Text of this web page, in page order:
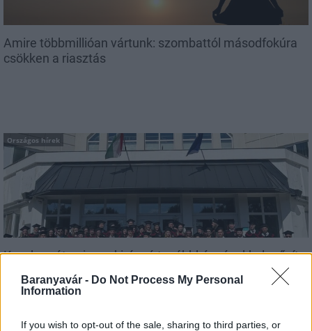
Baranyavár - Do Not Process My Personal
Information
If you wish to opt-out of the sale, sharing to third parties, or
Amire többmillióan vártunk: szombattól másodfokúra
csökken a riasztás
Országos hírek
Kecskeméten is szakirányú továbbképzésekkel erősít a
Gál Ferenc Egyetem